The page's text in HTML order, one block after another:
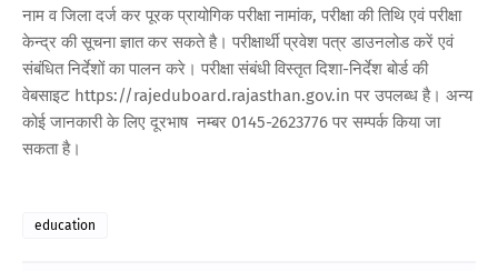
नाम व जिला दर्ज कर पूरक प्रायोगिक परीक्षा नामांक, परीक्षा की तिथि एवं परीक्षा
केन्द्र की सूचना ज्ञात कर सकते है। परीक्षार्थी प्रवेश पत्र डाउनलोड करें एवं
संबंधित निर्देशों का पालन करे। परीक्षा संबंधी विस्तृत दिशा-निर्देश बोर्ड की
वेबसाइट https://rajeduboard.rajasthan.gov.in पर उपलब्ध है। अन्य
कोई जानकारी के लिए दूरभाष नम्बर 0145-2623776 पर सम्पर्क किया जा
सकता है।
education